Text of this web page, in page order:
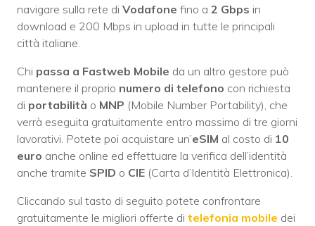
navigare sulla rete di Vodafone fino a 2 Gbps in
download e 200 Mbps in upload in tutte le principali
città italiane.
Chi passa a Fastweb Mobile da un altro gestore può
mantenere il proprio numero di telefono con richiesta
di portabilità o MNP (Mobile Number Portability), che
verrà eseguita gratuitamente entro massimo di tre giorni
lavorativi. Potete poi acquistare un’eSIM al costo di 10
euro anche online ed effettuare la verifica dell’identità
anche tramite SPID o CIE (Carta d’Identità Elettronica).
Cliccando sul tasto di seguito potete confrontare
gratuitamente le migliori offerte di telefonia mobile dei